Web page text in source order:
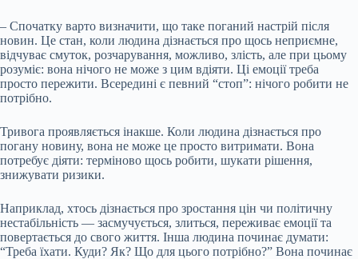
– Спочатку варто визначити, що таке поганий настрій після
новин. Це стан, коли людина дізнається про щось неприємне,
відчуває смуток, розчарування, можливо, злість, але при цьому
розуміє: вона нічого не може з цим вдіяти. Ці емоції треба
просто пережити. Всередині є певний “стоп”: нічого робити не
потрібно.
Тривога проявляється інакше. Коли людина дізнається про
погану новину, вона не може це просто витримати. Вона
потребує діяти: терміново щось робити, шукати рішення,
знижувати ризики.
Наприклад, хтось дізнається про зростання цін чи політичну
нестабільність — засмучується, злиться, переживає емоції та
повертається до свого життя. Інша людина починає думати:
“Треба їхати. Куди? Як? Що для цього потрібно?” Вона починає